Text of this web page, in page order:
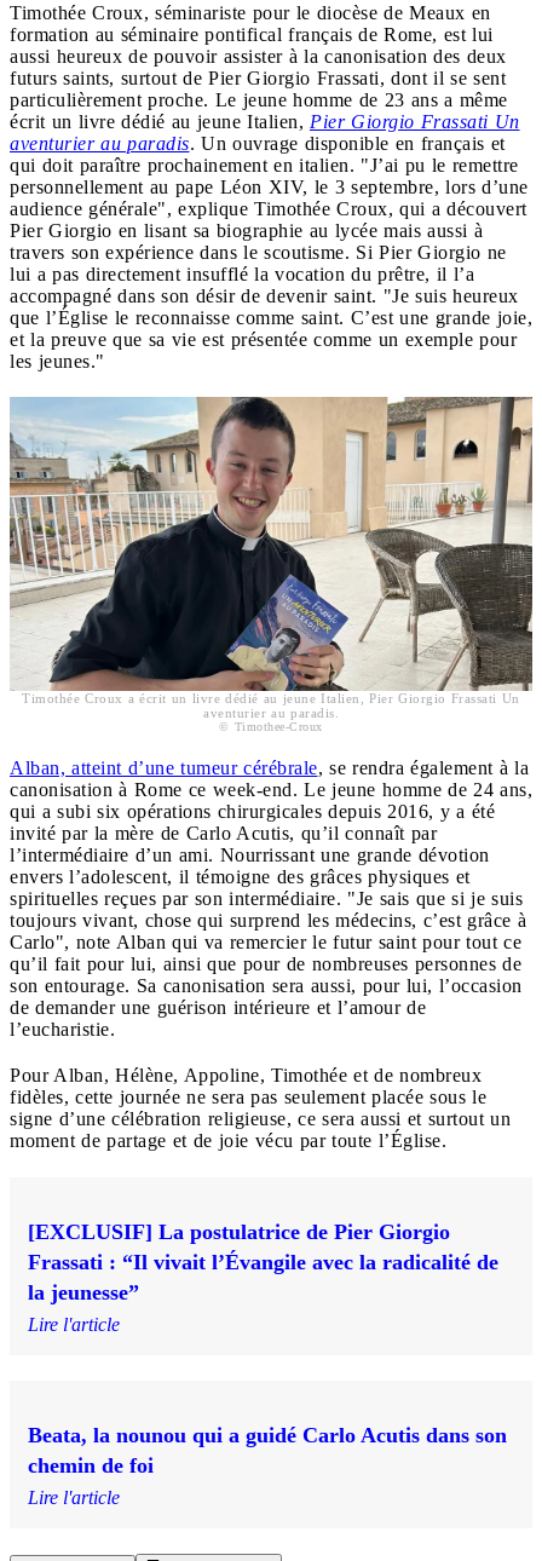
Timothée Croux, séminariste pour le diocèse de Meaux en
formation au séminaire pontifical français de Rome, est lui
aussi heureux de pouvoir assister à la canonisation des deux
futurs saints, surtout de Pier Giorgio Frassati, dont il se sent
particulièrement proche. Le jeune homme de 23 ans a même
écrit un livre dédié au jeune Italien, Pier Giorgio Frassati Un
aventurier au paradis. Un ouvrage disponible en français et
qui doit paraître prochainement en italien. "J’ai pu le remettre
personnellement au pape Léon XIV, le 3 septembre, lors d’une
audience générale", explique Timothée Croux, qui a découvert
Pier Giorgio en lisant sa biographie au lycée mais aussi à
travers son expérience dans le scoutisme. Si Pier Giorgio ne
lui a pas directement insufflé la vocation du prêtre, il l’a
accompagné dans son désir de devenir saint. "Je suis heureux
que l’Église le reconnaisse comme saint. C’est une grande joie,
et la preuve que sa vie est présentée comme un exemple pour
les jeunes."
Timothée Croux a écrit un livre dédié au jeune Italien, Pier Giorgio Frassati Un
aventurier au paradis.
© Timothee-Croux
Alban, atteint d’une tumeur cérébrale, se rendra également à la
canonisation à Rome ce week-end. Le jeune homme de 24 ans,
qui a subi six opérations chirurgicales depuis 2016, y a été
invité par la mère de Carlo Acutis, qu’il connaît par
l’intermédiaire d’un ami. Nourrissant une grande dévotion
envers l’adolescent, il témoigne des grâces physiques et
spirituelles reçues par son intermédiaire. "Je sais que si je suis
toujours vivant, chose qui surprend les médecins, c’est grâce à
Carlo", note Alban qui va remercier le futur saint pour tout ce
qu’il fait pour lui, ainsi que pour de nombreuses personnes de
son entourage. Sa canonisation sera aussi, pour lui, l’occasion
de demander une guérison intérieure et l’amour de
l’eucharistie.
Pour Alban, Hélène, Appoline, Timothée et de nombreux
fidèles, cette journée ne sera pas seulement placée sous le
signe d’une célébration religieuse, ce sera aussi et surtout un
moment de partage et de joie vécu par toute l’Église.
[EXCLUSIF] La postulatrice de Pier Giorgio
Frassati : “Il vivait l’Évangile avec la radicalité de
la jeunesse”
Lire l'article
Beata, la nounou qui a guidé Carlo Acutis dans son
chemin de foi
Lire l'article